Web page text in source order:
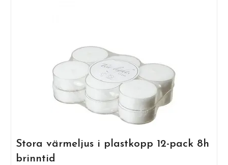
Stora värmeljus i plastkopp 12-pack 8h
brinntid